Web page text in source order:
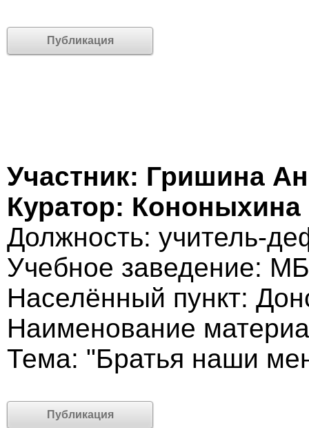
Публикация
Участник: Гришина
Куратор: Кононыхина
Должность: учитель-
Учебное заведение:
Населённый пункт:
Наименование
Тема: "Братья наши
Публикация